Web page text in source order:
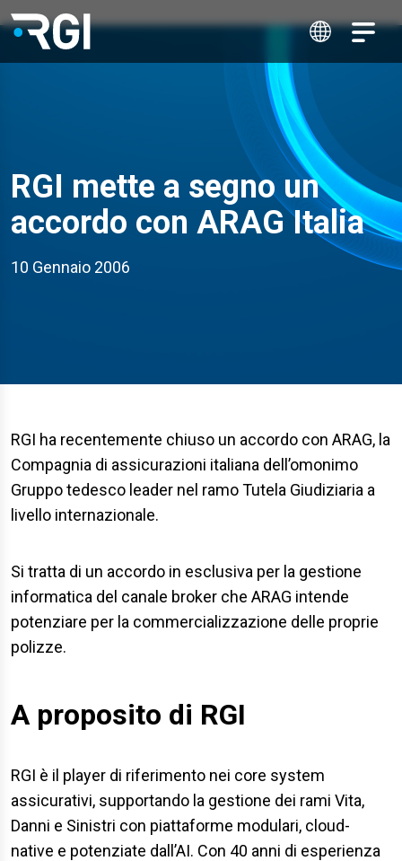
RGI mette a segno un
accordo con ARAG Italia
10 Gennaio 2006
RGI ha recentemente chiuso un accordo con ARAG, la
Compagnia di assicurazioni italiana dell’omonimo
Gruppo tedesco leader nel ramo Tutela Giudiziaria a
livello internazionale.
Si tratta di un accordo in esclusiva per la gestione
informatica del canale broker che ARAG intende
potenziare per la commercializzazione delle proprie
polizze.
A proposito di RGI
RGI è il player di riferimento nei core system
assicurativi, supportando la gestione dei rami Vita,
Danni e Sinistri con piattaforme modulari, cloud-
native e potenziate dall’AI. Con 40 anni di esperienza